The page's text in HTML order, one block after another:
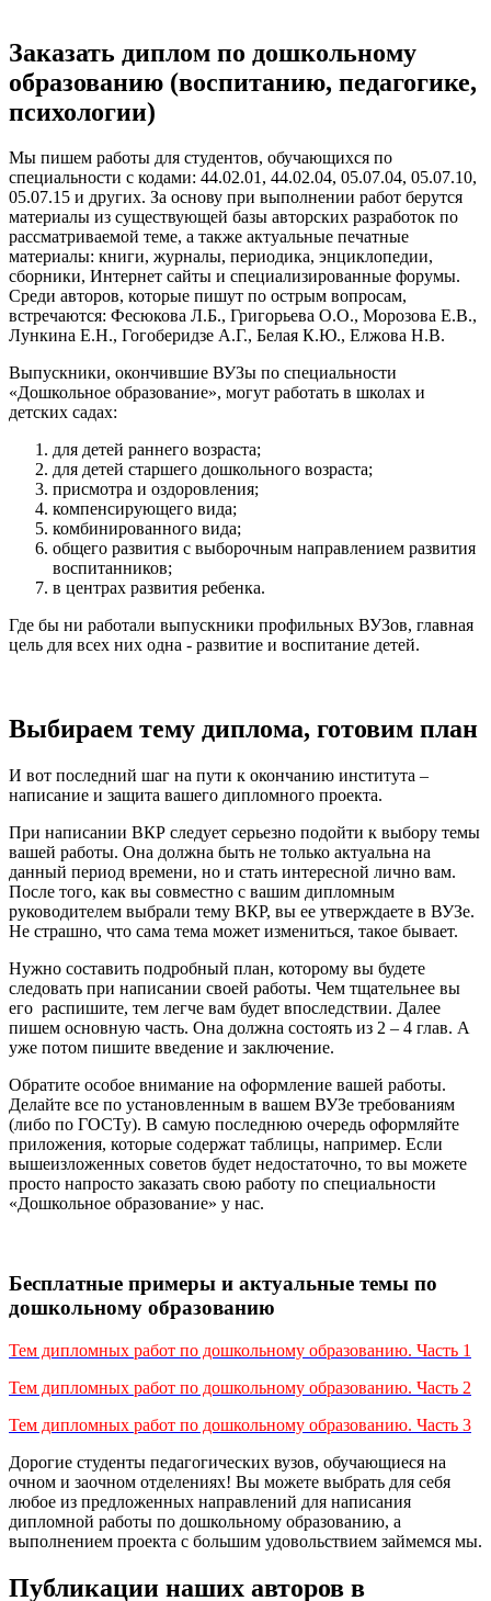
Заказать диплом по дошкольному
образованию (воспитанию, педагогике,
психологии)
Мы пишем работы для студентов, обучающихся по
специальности с кодами: 44.02.01, 44.02.04, 05.07.04, 05.07.10,
05.07.15 и других. За основу при выполнении работ берутся
материалы из существующей базы авторских разработок по
рассматриваемой теме, а также актуальные печатные
материалы: книги, журналы, периодика, энциклопедии,
сборники, Интернет сайты и специализированные форумы.
Среди авторов, которые пишут по острым вопросам,
встречаются: Фесюкова Л.Б., Григорьева О.О., Морозова Е.В.,
Лункина Е.Н., Гогоберидзе А.Г., Белая К.Ю., Елжова Н.В.
Выпускники, окончившие ВУЗы по специальности
«Дошкольное образование», могут работать в школах и
детских садах:
для детей раннего возраста;
для детей старшего дошкольного возраста;
присмотра и оздоровления;
компенсирующего вида;
комбинированного вида;
общего развития с выборочным направлением развития
воспитанников;
в центрах развития ребенка.
Где бы ни работали выпускники профильных ВУЗов, главная
цель для всех них одна - развитие и воспитание детей.
Выбираем тему диплома, готовим план
И вот последний шаг на пути к окончанию института –
написание и защита вашего дипломного проекта.
При написании ВКР следует серьезно подойти к выбору темы
вашей работы. Она должна быть не только актуальна на
данный период времени, но и стать интересной лично вам.
После того, как вы совместно с вашим дипломным
руководителем выбрали тему ВКР, вы ее утверждаете в ВУЗе.
Не страшно, что сама тема может измениться, такое бывает.
Нужно составить подробный план, которому вы будете
следовать при написании своей работы. Чем тщательнее вы
его распишите, тем легче вам будет впоследствии. Далее
пишем основную часть. Она должна состоять из 2 – 4 глав. А
уже потом пишите введение и заключение.
Обратите особое внимание на оформление вашей работы.
Делайте все по установленным в вашем ВУЗе требованиям
(либо по ГОСТу). В самую последнюю очередь оформляйте
приложения, которые содержат таблицы, например. Если
вышеизложенных советов будет недостаточно, то вы можете
просто напросто заказать свою работу по специальности
«Дошкольное образование» у нас.
Бесплатные примеры и актуальные темы по
дошкольному образованию
Тем дипломных работ по дошкольному образованию. Часть 1
Тем дипломных работ по дошкольному образованию. Часть 2
Тем дипломных работ по дошкольному образованию. Часть 3
Дорогие студенты педагогических вузов, обучающиеся на
очном и заочном отделениях! Вы можете выбрать для себя
любое из предложенных направлений для написания
дипломной работы по дошкольному образованию, а
выполнением проекта с большим удовольствием займемся мы.
Публикации наших авторов в